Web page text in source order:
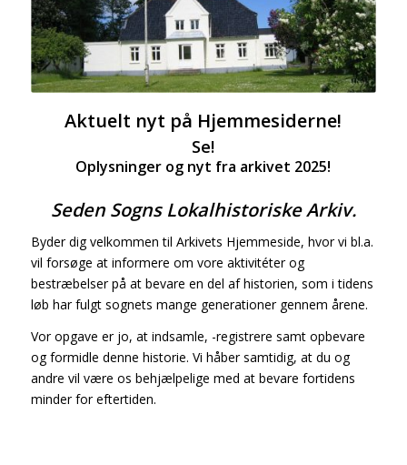
Aktuelt nyt på Hjemmesiderne!
Se!
Oplysninger og nyt fra arkivet 2025!
Seden Sogns Lokalhistoriske Arkiv.
Byder dig velkommen til Arkivets Hjemmeside, hvor vi bl.a.
vil forsøge at informere om vore aktivitéter og
bestræbelser på at bevare en del af historien, som i tidens
løb har fulgt sognets mange generationer gennem årene.
Vor opgave er jo, at indsamle, -registrere samt opbevare
og formidle denne historie. Vi håber samtidig, at du og
andre vil være os behjælpelige med at bevare fortidens
minder for eftertiden.